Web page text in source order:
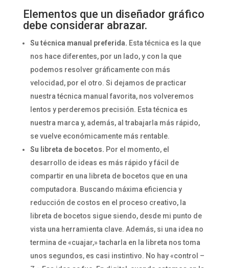
Elementos que un diseñador gráfico
debe considerar abrazar.
Su técnica manual preferida. Esta técnica es la que
nos hace diferentes, por un lado, y con la que
podemos resolver gráficamente con más
velocidad, por el otro. Si dejamos de practicar
nuestra técnica manual favorita, nos volveremos
lentos y perderemos precisión. Esta técnica es
nuestra marca y, además, al trabajarla más rápido,
se vuelve económicamente más rentable.
Su libreta de bocetos. Por el momento, el
desarrollo de ideas es más rápido y fácil de
compartir en una libreta de bocetos que en una
computadora. Buscando máxima eficiencia y
reducción de costos en el proceso creativo, la
libreta de bocetos sigue siendo, desde mi punto de
vista una herramienta clave. Además, si una idea no
termina de «cuajar,» tacharla en la libreta nos toma
unos segundos, es casi instintivo. No hay «control –